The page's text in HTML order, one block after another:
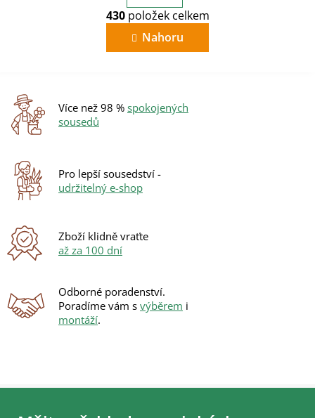
O
v
l
á
í
p
v
r
á
n
k
o
í
430položek celkem
Nahoru
Více než 98 % spokojených
sousedů
Pro lepší sousedství -
udržitelný e-shop
Zboží klidně vraťte
až za 100 dní
Odborné poradenství.
Poradíme vám s výběrem i
montáží.
Z